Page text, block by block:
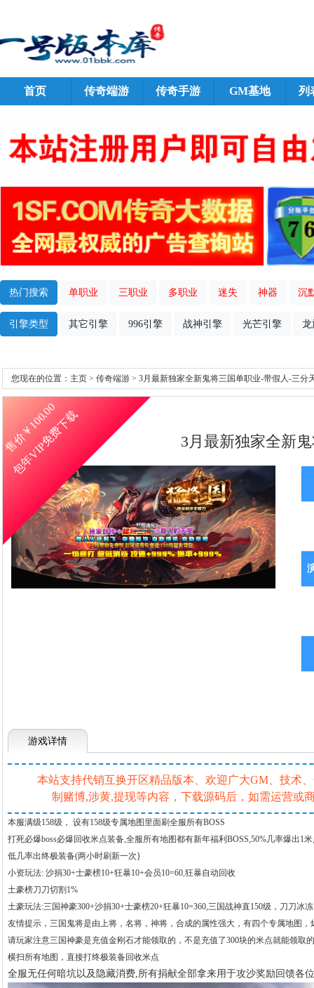
首页 传奇端游 传奇手游 GM基地 列
热门搜索 单职业 三职业 多职业 迷失 神器 沉
引擎类型 其它引擎 996引擎 战神引擎 光芒引擎 龙
您现在的位置： 主页 > 传奇端游 > 3月最新独家全新鬼将三国单职业-带假人-三
售价￥
100.00
包年VIP免费下载 3月最新独家全新
游戏详情
本站支持代销互换开区精品版本、欢迎广大GM、技术
制赌博,涉黄,提现等内容，下载源码后，如需运营或
本服满级158级， 设有158级专属地图里面刷全服所有BOSS
打死必爆boss必爆回收米点装备,全服所有地图都有新年福利BOSS,50%几率爆出1
低几率出终极装备(两小时刷新一次}
小资玩法: 沙捐30+士豪榜10+狂暴10+会员10=60,狂暴自动回收
土豪榜刀刀切割1%
土豪玩法:三国神豪300+沙捐30+士豪榜20+狂暴10=360,三国战神直150级，刀刀冰冻
友情提示，三国鬼将是由上将，名将，神将，合成的属性强大，有四个专属地图，
请玩家注意三国神豪是充值金刚石才能领取的，不是充值了300块的米点就能领取
横扫所有地图，直接打终极装备回收米点
全服无任何暗坑以及隐藏消费,所有捐献全部拿来用于攻沙奖励回馈各